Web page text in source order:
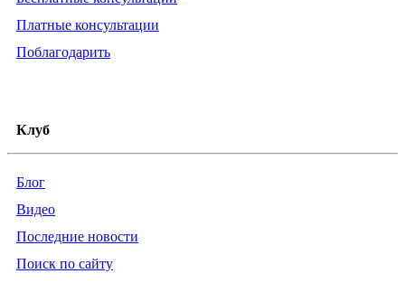
Платные консультации
Поблагодарить
Клуб
Блог
Видео
Последние новости
Поиск по сайту